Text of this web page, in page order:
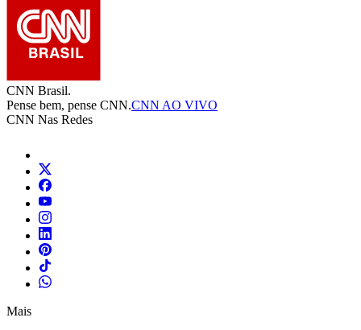
CNN Brasil.
Pense bem, pense CNN.CNN AO VIVO
CNN Nas Redes
Mais